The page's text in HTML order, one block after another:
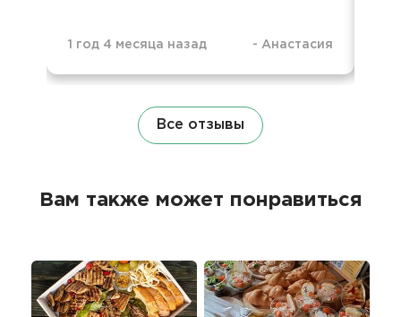
1 год 4 месяца назад - Анастасия
Все отзывы
Вам также может понравиться